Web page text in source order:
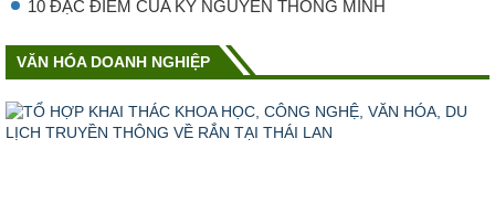
10 ĐẶC ĐIỂM CỦA KỶ NGUYÊN THÔNG MINH
VĂN HÓA DOANH NGHIỆP